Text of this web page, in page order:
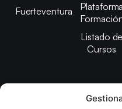
Fuerteventura
Plataforma
Listado de
Cursos